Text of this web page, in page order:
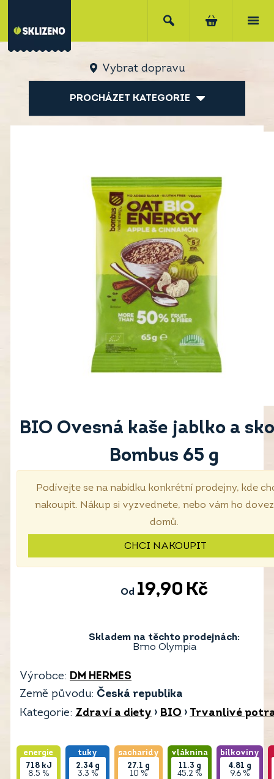
Vybrat dopravu
PROCHÁZET KATEGORIE
BIO Ovesná kaše jablko a
Bombus 65 g
Podívejte se na nabídku konkrétní prodejny, kde
nakoupit. Nákup si vyzvednete, nebo vám ho
domů.
CHCI NAKOUPIT
Od 19,90 Kč
Skladem na těchto prodejnách:
Brno Olympia
Výrobce: DM HERMES
Země původu: Česká republika
Kategorie: Zdraví a diety › BIO › Trvanlivé
energie
718 kJ
8.5 %
tuky
2.34 g
3.3 %
sacharidy
27.1 g
10 %
vláknina
11.3 g
45.2 %
bílkoviny
4.81 g
9.6 %